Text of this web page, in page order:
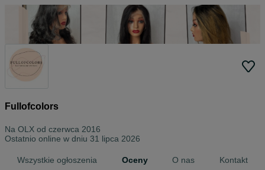
Fullofcolors
Na OLX od czerwca 2016
Ostatnio online w dniu 31 lipca 2026
Wszystkie ogłoszenia Oceny O nas Kontakt